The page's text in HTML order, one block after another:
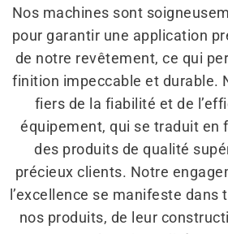
Nos machines sont
pour garantir une application
de notre revêtement, ce qui
finition impeccable et durable.
fiers de la fiabilité et de
équipement, qui se traduit en
des produits de qualité
précieux clients. Notre
l’excellence se manifeste dans
nos produits, de leur